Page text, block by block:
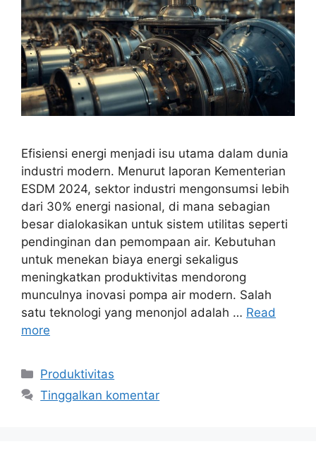
Efisiensi energi menjadi isu utama dalam dunia
industri modern. Menurut laporan Kementerian
ESDM 2024, sektor industri mengonsumsi lebih
dari 30% energi nasional, di mana sebagian
besar dialokasikan untuk sistem utilitas seperti
pendinginan dan pemompaan air. Kebutuhan
untuk menekan biaya energi sekaligus
meningkatkan produktivitas mendorong
munculnya inovasi pompa air modern. Salah
satu teknologi yang menonjol adalah … Read
more
Kategori
Produktivitas
Tinggalkan komentar